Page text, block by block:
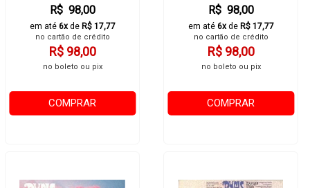
R$ 98,00
em até 6xde R$ 17,77
no cartão de crédito
R$ 98,00
no boleto ou pix
COMPRAR
R$ 98,00
em até 6xde R$ 17,77
no cartão de crédito
R$ 98,00
no boleto ou pix
COMPRAR